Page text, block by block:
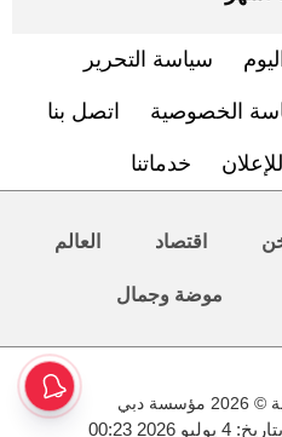
سياسة التحرير
الخصوصية اتصل بنا
للإعلان خدماتنا
اقتصاد العالم
موضة وجمال
دبي
00:23